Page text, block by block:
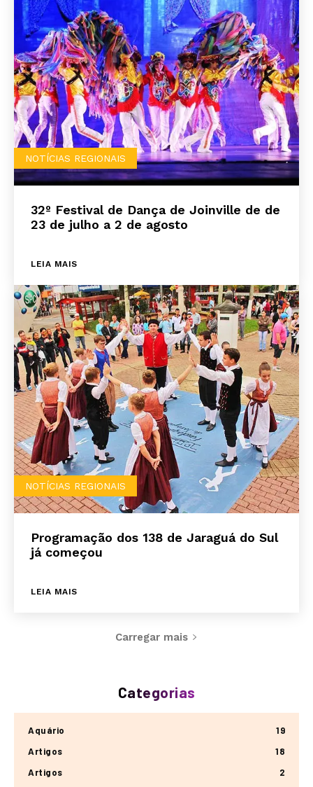
NOTÍCIAS REGIONAIS
32º Festival de Dança de Joinville de de
23 de julho a 2 de agosto
LEIA MAIS
NOTÍCIAS REGIONAIS
Programação dos 138 de Jaraguá do Sul
já começou
LEIA MAIS
Carregar mais
Categorias
Aquário
19
Artigos
18
Artigos
2